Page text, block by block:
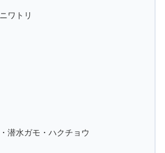
ワトリ
潜水ガモ・ハクチョウ